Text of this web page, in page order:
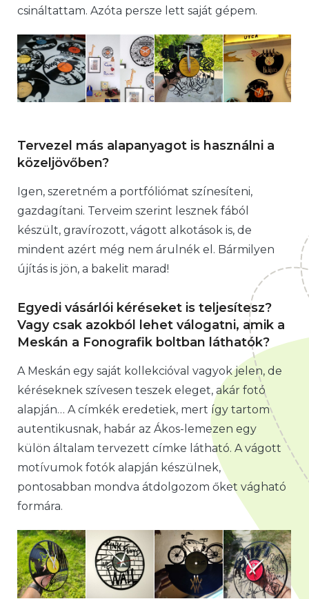
csináltattam. Azóta persze lett saját gépem.
Tervezel más alapanyagot is használni a
közeljövőben?
Igen, szeretném a portfóliómat színesíteni,
gazdagítani. Terveim szerint lesznek fából
készült, gravírozott, vágott alkotások is, de
mindent azért még nem árulnék el. Bármilyen
újítás is jön, a bakelit marad!
Egyedi vásárlói kéréseket is teljesítesz?
Vagy csak azokból lehet válogatni, amik a
Meskán a Fonografik boltban láthatók?
A Meskán egy saját kollekcióval vagyok jelen, de
kéréseknek szívesen teszek eleget, akár fotó
alapján… A címkék eredetiek, mert így tartom
autentikusnak, habár az Ákos-lemezen egy
külön általam tervezett címke látható. A vágott
motívumok fotók alapján készülnek,
pontosabban mondva átdolgozom őket vágható
formára.